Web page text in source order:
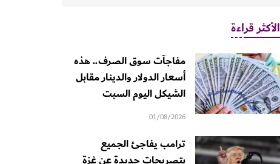
الأكثر قراءة
مفاجآت سوق الصرف.. هذه
أسعار الدولار والدينار مقابل
الشيكل اليوم السبت
01/08/2026
ترامب يفاجئ الجميع
بتصريحات جديدة عن غزة